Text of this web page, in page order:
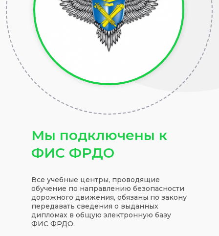
Все учебные центры, проводящие
обучение по направлению безопасности
дорожного движения, обязаны по закону
передавать сведения о выданных
дипломах в общую электронную базу
ФИС ФРДО.
Мы подключены к
ФИС ФРДО